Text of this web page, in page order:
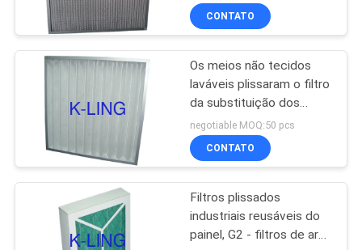
Cabine distribuidora
139
com quadro de alumínio
CONTATO
Os meios não tecidos
laváveis plissaram o filtro
da substituição dos
filtros de ar do painel pre
negotiable MOQ:50 pcs
CONTATO
Filtros plissados
industriais reusáveis do
painel, G2 - filtros de ar